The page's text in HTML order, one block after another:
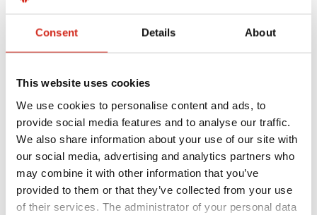
Consent Details About
This website uses cookies
We use cookies to personalise content and ads, to
provide social media features and to analyse our traffic.
We also share information about your use of our site with
our social media, advertising and analytics partners who
may combine it with other information that you’ve
provided to them or that they’ve collected from your use
of their services. The administrator of your personal data
Nátery, farby a záruky
Realizácie a inšpirácie
Súbory na stiahnutie
Nájsť zhotoviteľa
Knižnica BIM
Pre profesionálov